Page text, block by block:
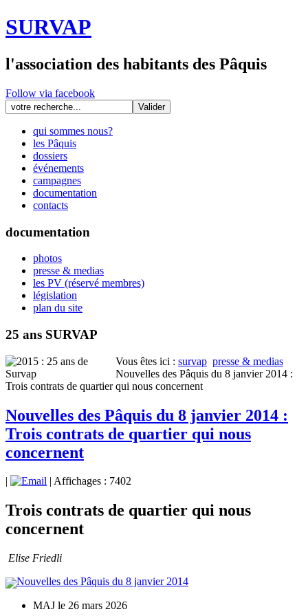
SURVAP
l'association des habitants des Pâquis
Follow via facebook
qui sommes nous?
les Pâquis
dossiers
événements
campagnes
documentation
contacts
documentation
photos
presse & medias
les PV (réservé membres)
législation
plan du site
25 ans SURVAP
Vous êtes ici : survap presse & medias
Nouvelles des Pâquis du 8 janvier 2014 :
Trois contrats de quartier qui nous concernent
Nouvelles des Pâquis du 8 janvier 2014 :
Trois contrats de quartier qui nous
concernent
| Affichages : 7402
Trois contrats de quartier qui nous
concernent
Elise Friedli
Nouvelles des Pâquis du 8 janvier 2014
MAJ le 26 mars 2026